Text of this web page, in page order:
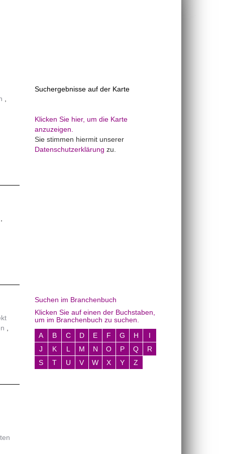
Suchergebnisse auf der Karte
Klicken Sie hier, um die Karte
anzuzeigen.
Sie stimmen hiermit unserer
Datenschutzerklärung zu.
Suchen im Branchenbuch
Klicken Sie auf einen der Buchstaben,
um im Branchenbuch zu suchen.
A
B C D E F G H
I
J
K L M N O P Q
R
S
T U V W X Y Z